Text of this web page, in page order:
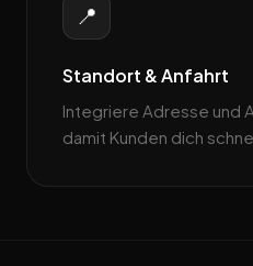
📍
Standort & Anfahrt
Integriere Adresse und
damit Kunden dich